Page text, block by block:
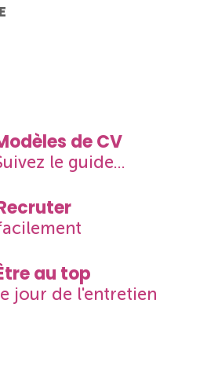
de CV
le guide...
au top
jour de l'entretien